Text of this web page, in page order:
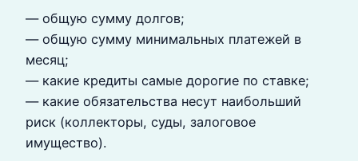
— общую сумму долгов;
— общую сумму минимальных платежей в
месяц;
— какие кредиты самые дорогие по ставке;
— какие обязательства несут наибольший
риск (коллекторы, суды, залоговое
имущество).